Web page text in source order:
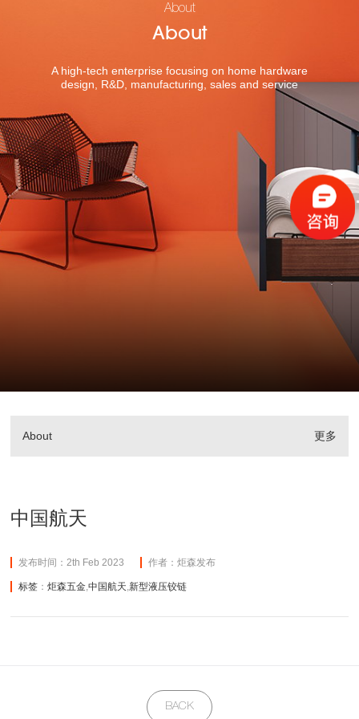
About
About
A high-tech enterprise focusing on home hardware
design, R&D, manufacturing, sales and service
About 更多
中国航天
发布时间：2th Feb 2023 作者：炬森发布
标签 ：炬森五金 ,中国航天 ,新型液压铰链
BACK